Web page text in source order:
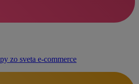
zo sveta e‑commerce